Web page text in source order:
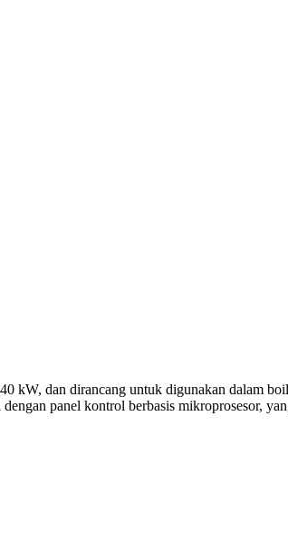
dan dirancang untuk digunakan dalam
panel kontrol berbasis mikroprosesor,